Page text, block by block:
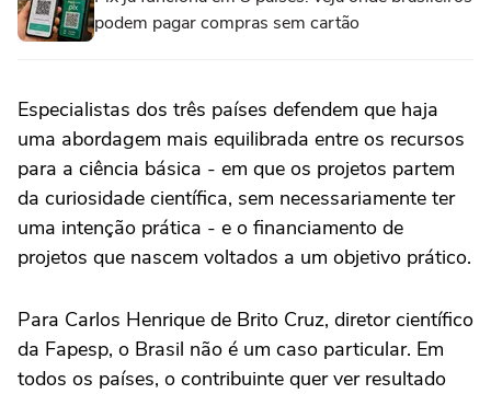
podem pagar compras sem cartão
Especialistas dos três países defendem que haja
uma abordagem mais equilibrada entre os recursos
para a ciência básica - em que os projetos partem
da curiosidade científica, sem necessariamente ter
uma intenção prática - e o financiamento de
projetos que nascem voltados a um objetivo prático.
Para Carlos Henrique de Brito Cruz, diretor científico
da Fapesp, o Brasil não é um caso particular. Em
todos os países, o contribuinte quer ver resultado